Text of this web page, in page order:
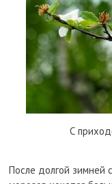
С
После долгой зимней